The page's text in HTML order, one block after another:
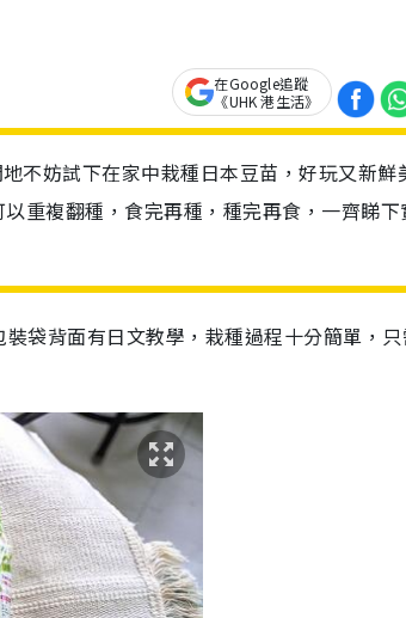
在Google追蹤
《UHK 港生活》
不妨試下在家中栽種日本豆苗，好玩又新鮮
重複翻種，食完再種，種完再食，一齊睇
袋背面有日文教學，栽種過程十分簡單，